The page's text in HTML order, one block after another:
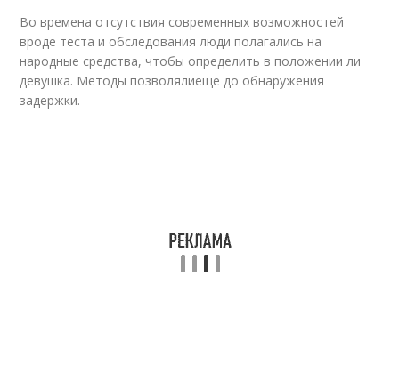
Реакции при
Внематочная
Во времена отсутствия современных возможностей
вроде теста и обследования люди полагались на
народные средства, чтобы определить в положении ли
девушка. Методы позволялиеще до обнаружения
задержки.